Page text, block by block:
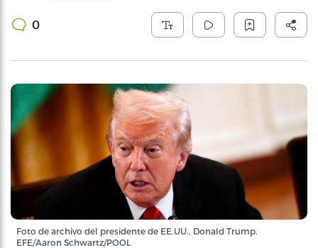
0
Foto de archivo del presidente de EE.UU., Donald Trump.
EFE/Aaron Schwartz/POOL